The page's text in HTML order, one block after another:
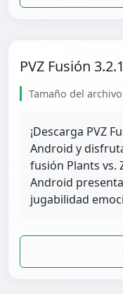
PVZ Fusión
Tamaño del
¡Descarga PVZ
Android y
fusión Plants vs.
Android
jugabilidad